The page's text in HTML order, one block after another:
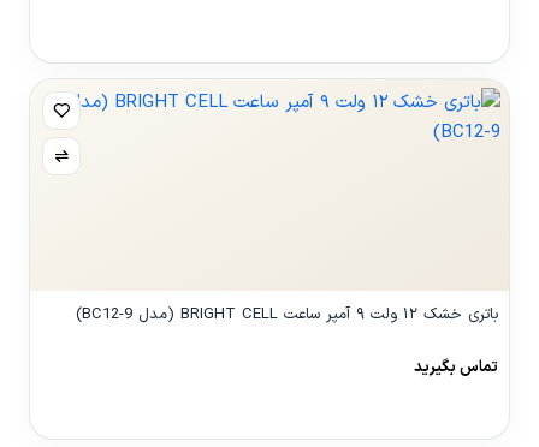
باتری خشک ۱۲ ولت ۹ آمپر ساعت BRIGHT CELL (مدل BC12-9)
تماس بگیرید